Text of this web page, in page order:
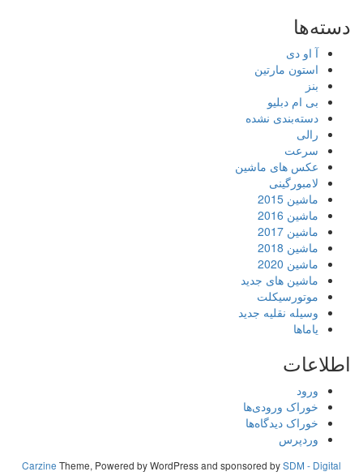
دسته‌ها
آ او دی
استون مارتین
بنز
بی ام دبلیو
دسته‌بندی نشده
رالی
سرعت
عکس های ماشین
لامبورگینی
ماشین 2015
ماشین 2016
ماشین 2017
ماشین 2018
ماشین 2020
ماشین های جدید
موتورسیکلت
وسیله نقلیه جدید
یاماها
اطلاعات
ورود
خوراک ورودی‌ها
خوراک دیدگاه‌ها
وردپرس
CarzineTheme, Powered by WordPress and sponsored bySDM - Digital